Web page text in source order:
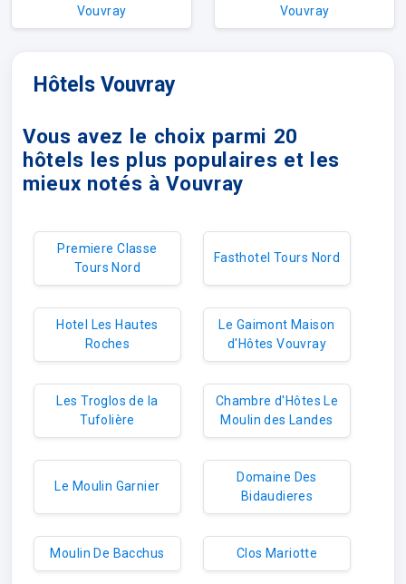
Vouvray
Vouvray
Hôtels Vouvray
Vous avez le choix parmi 20
hôtels les plus populaires et les
mieux notés à Vouvray
Premiere Classe
Tours Nord
Fasthotel Tours Nord
Hotel Les Hautes
Roches
Le Gaimont Maison
d'Hôtes Vouvray
Les Troglos de la
Tufolière
Chambre d'Hôtes Le
Moulin des Landes
Le Moulin Garnier
Domaine Des
Bidaudieres
Moulin De Bacchus Clos Mariotte